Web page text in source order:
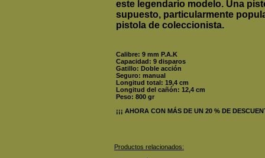
este legendario modelo. Una
supuesto, particularmente
pistola de coleccionista.
Calibre: 9 mm P.A.K
Capacidad: 9 disparos
Gatillo: Doble acción
Seguro: manual
Longitud total: 19,4 cm
Longitud del cañón: 12,4 cm
Peso: 800 gr
¡¡¡ AHORA CON MÁS DE UN 20 % DE
Productos relacionados: